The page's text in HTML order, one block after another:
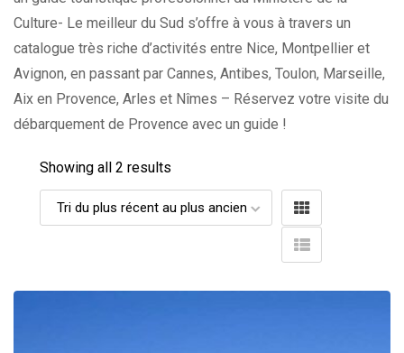
Culture- Le meilleur du Sud s’offre à vous à travers un
catalogue très riche d’activités entre Nice, Montpellier et
Avignon, en passant par Cannes, Antibes, Toulon, Marseille,
Aix en Provence, Arles et Nîmes – Réservez votre visite du
débarquement de Provence avec un guide !
Showing all 2 results